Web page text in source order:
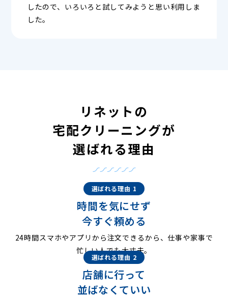
したので、いろいろと試してみようと思い利用しま
した。
リネットの
宅配クリーニングが
選ばれる理由
選ばれる理由 1
時間を気にせず
今すぐ頼める
24時間スマホやアプリから注文できるから、仕事や家事で
忙しい人でも大丈夫。
選ばれる理由 2
店舗に行って
並ばなくていい